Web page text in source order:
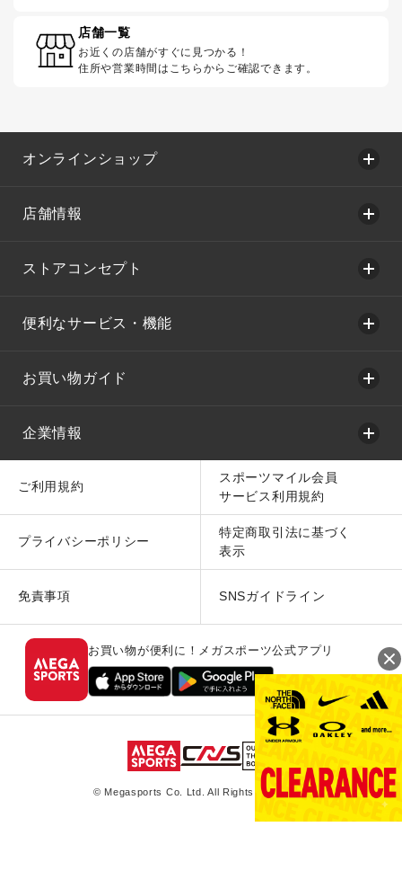
店舗一覧
お近くの店舗がすぐに見つかる！
住所や営業時間はこちらからご確認できます。
オンラインショップ
店舗情報
ストアコンセプト
便利なサービス・機能
お買い物ガイド
企業情報
ご利用規約
スポーツマイル会員
サービス利用規約
プライバシーポリシー
特定商取引法に基づく
表示
免責事項 SNSガイドライン
お買い物が便利に！メガスポーツ公式アプリ
© Megasports Co. Ltd. All Rights Reserved.